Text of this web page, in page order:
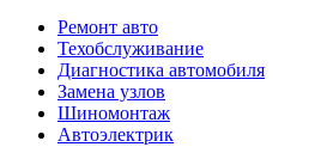
Ремонт авто
Техобслуживание
Диагностика автомобиля
Замена узлов
Шиномонтаж
Автоэлектрик